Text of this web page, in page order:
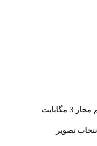
انتخاب تصویر